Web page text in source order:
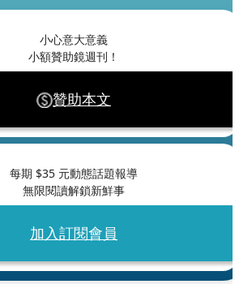
小心意大意義
小額贊助鏡週刊！
贊助本文
每期 $35 元動態話題報導
無限閱讀解鎖新鮮事
加入訂閱會員